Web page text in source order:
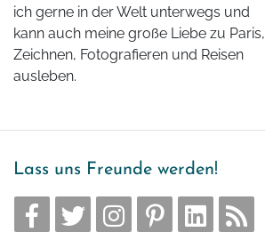
ich gerne in der Welt unterwegs und
kann auch meine große Liebe zu Paris,
Zeichnen, Fotografieren und Reisen
ausleben.
Lass uns Freunde werden!